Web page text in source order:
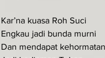
Kar’na kuasa Roh Suci
Engkau jadi bunda murni
Dan mendapat kehormatan